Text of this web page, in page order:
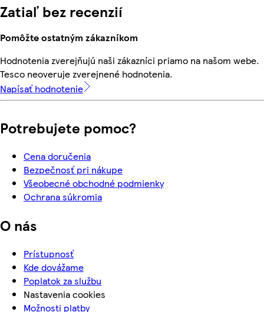
Zatiaľ bez recenzií
Pomôžte ostatným zákazníkom
Hodnotenia zverejňujú naši zákazníci priamo na našom webe.
Tesco neoveruje zverejnené hodnotenia.
Napísať hodnotenie
Potrebujete pomoc?
Cena doručenia
Bezpečnosť pri nákupe
Všeobecné obchodné podmienky
Ochrana súkromia
O nás
Prístupnosť
Kde dovážame
Poplatok za službu
Nastavenia cookies
Možnosti platby